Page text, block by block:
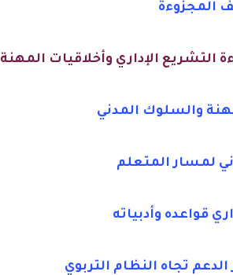
المجزوءة
التشريع الإداري وأخلاقيات المهنة
والسلوك المدني
لمسار المتعلم
قواعده وأدبياته
الدعم تجاه النظام التربوي